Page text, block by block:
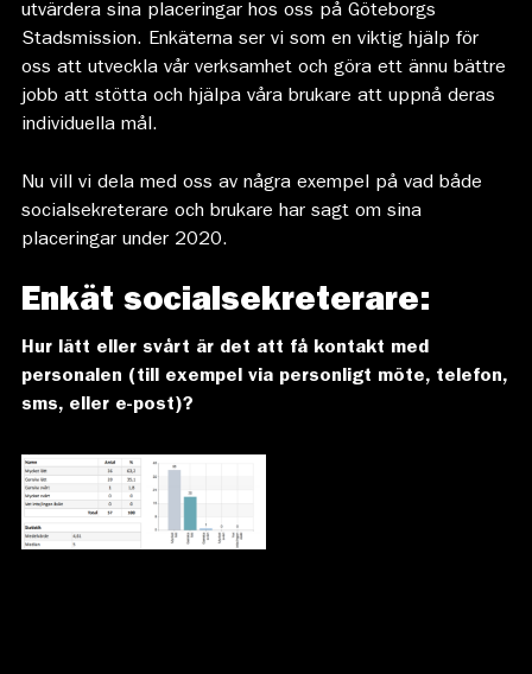
utvärdera sina placeringar hos oss på Göteborgs
Stadsmission. Enkäterna ser vi som en viktig hjälp för
oss att utveckla vår verksamhet och göra ett ännu bättre
jobb att stötta och hjälpa våra brukare att uppnå deras
individuella mål.
Nu vill vi dela med oss av några exempel på vad både
socialsekreterare och brukare har sagt om sina
placeringar under 2020.
Enkät socialsekreterare:
Hur lätt eller svårt är det att få kontakt med
personalen (till exempel via personligt möte, telefon,
sms, eller e-post)?